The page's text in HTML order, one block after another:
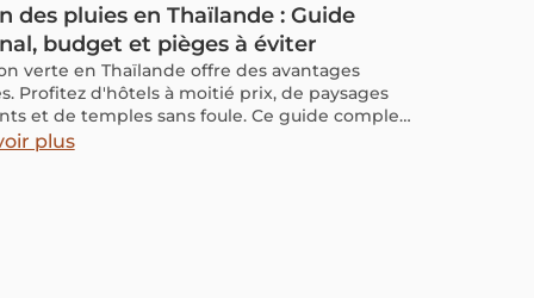
des pluies en Thaïlande : Guide
budget et pièges à éviter
verte en Thaïlande offre des avantages
Profitez d'hôtels à moitié prix, de paysages
et de temples sans foule. Ce guide complet
transformer ces averses en une
plus